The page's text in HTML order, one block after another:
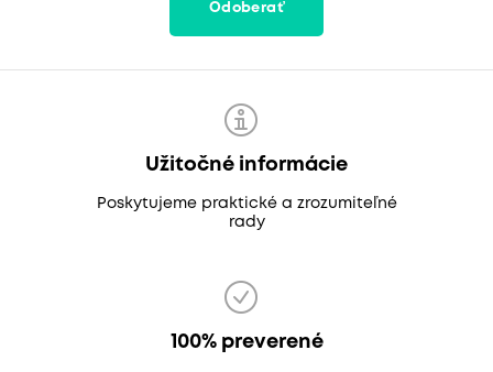
Odoberať
Užitočné informácie
Poskytujeme praktické a zrozumiteľné
rady
100% preverené